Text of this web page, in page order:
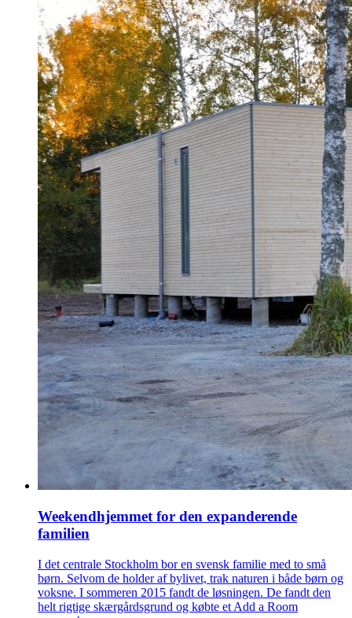
Weekendhjemmet for den expanderende
familien
I det centrale Stockholm bor en svensk familie med to små
børn. Selvom de holder af bylivet, trak naturen i både børn og
voksne. I sommeren 2015 fandt de løsningen. De fandt den
helt rigtige skærgårdsgrund og købte et Add a Room
sommerhus.
Se mere